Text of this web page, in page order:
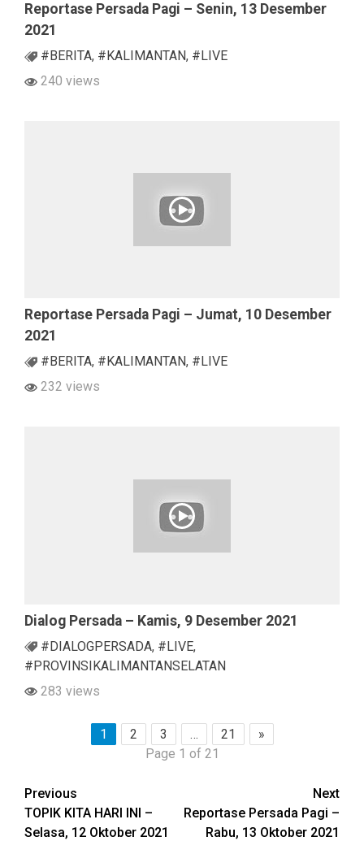
Reportase Persada Pagi – Senin, 13 Desember
2021
#BERITA, #KALIMANTAN, #LIVE
240 views
Reportase Persada Pagi – Jumat, 10 Desember
2021
#BERITA, #KALIMANTAN, #LIVE
232 views
Dialog Persada – Kamis, 9 Desember 2021
#DIALOGPERSADA, #LIVE,
#PROVINSIKALIMANTANSELATAN
283 views
1 2 3 … 21
»
Page 1 of 21
Continue
Reading
Previous
TOPIK KITA HARI INI –
Selasa, 12 Oktober 2021
Next
Reportase Persada Pagi –
Rabu, 13 Oktober 2021